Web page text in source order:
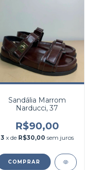
Sandália Marrom
Narducci, 37
R$90,00
3 x de R$30,00 sem juros
COMPRAR